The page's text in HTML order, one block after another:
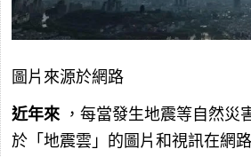
圖片來源於網路
近年來 ，每當發生地震等自然災
於「地震雲」的圖片和視訊在網